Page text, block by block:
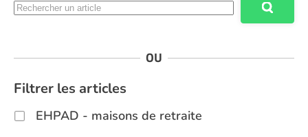
OU
Filtrer les articles
EHPAD - maisons de retraite